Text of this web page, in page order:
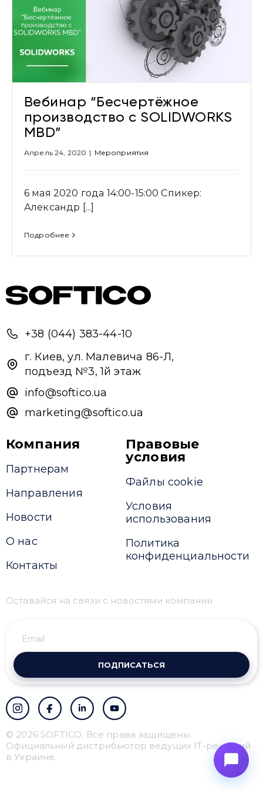
Вебинар “Бесчертёжное
производство с SOLIDWORKS
MBD”
Апрель 24, 2020 | Мероприятия
6 мая 2020 года 14:00-15:00 Спикер:
Александр [...]
Подробнее
+38 (044) 383-44-10
г. Киев, ул. Малевича 86-Л,
подъезд №3, 1й этаж
info@softico.ua
marketing@softico.ua
Компания
Партнерам
Направления
Новости
О нас
Контакты
Правовые
условия
Файлы cookie
Условия
использования
Политика
конфиденциальности
Оставайся на связи с новостями компании
ПОДПИСАТЬСЯ
© 2026 SOFTICO. Все права защищены.
Официальный дистрибьютор ведущих IT-решений
в Украине.